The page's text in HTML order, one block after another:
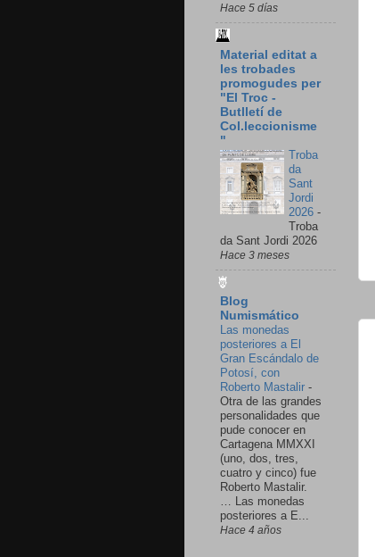
Hace 5 días
Material editat a
les trobades
promogudes per
"El Troc -
Butlletí de
Col.leccionisme
"
Troba
da
Sant
Jordi
2026 -
Troba
da Sant Jordi 2026
Hace 3 meses
Blog
Numismático
Las monedas
posteriores a El
Gran Escándalo de
Potosí, con
Roberto Mastalir -
Otra de las grandes
personalidades que
pude conocer en
Cartagena MMXXI
(uno, dos, tres,
cuatro y cinco) fue
Roberto Mastalir.
… Las monedas
posteriores a E...
Hace 4 años